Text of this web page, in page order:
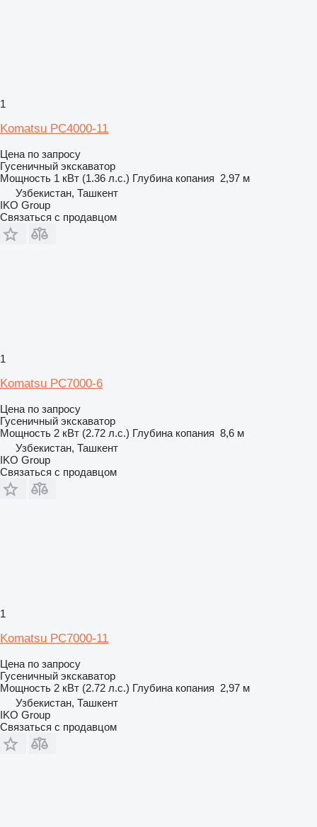
1
Komatsu PC4000-11
Цена по запросу
Гусеничный экскаватор
Мощность 1 кВт (1.36 л.с.) Глубина копания 2,97 м
Узбекистан, Ташкент
IKO Group
Связаться с продавцом
1
Komatsu PC7000-6
Цена по запросу
Гусеничный экскаватор
Мощность 2 кВт (2.72 л.с.) Глубина копания 8,6 м
Узбекистан, Ташкент
IKO Group
Связаться с продавцом
1
Komatsu PC7000-11
Цена по запросу
Гусеничный экскаватор
Мощность 2 кВт (2.72 л.с.) Глубина копания 2,97 м
Узбекистан, Ташкент
IKO Group
Связаться с продавцом